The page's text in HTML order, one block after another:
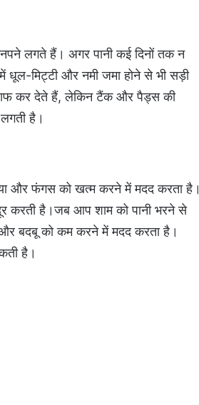
लगते हैं। अगर पानी कई दिनों तक न
धूल-मिट्टी और नमी जमा होने से भी सड़ी
कर देते हैं, लेकिन टैंक और पैड्स की
है।
और फंगस को खत्म करने में मदद करता है।
करती है।जब आप शाम को पानी भरने से
बदबू को कम करने में मदद करता है।
है।